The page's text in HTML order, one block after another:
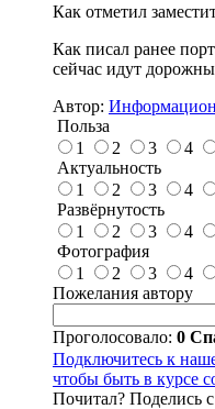
Как отметил
Как писал ранее
сейчас идут
Автор:
Польза
1
2 3 4
Актуальность
1
2 3 4
Развёрнутость
1
2 3 4
Фотография
1
2 3 4
Пожелания автору
Проголосовало: 0
Подключитесь к
чтобы быть в курсе
Почитал? Поделись